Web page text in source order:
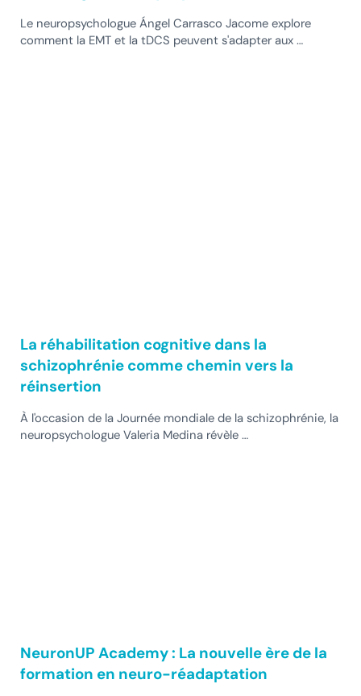
Le neuropsychologue Ángel Carrasco Jacome explore
comment la EMT et la tDCS peuvent s'adapter aux …
La réhabilitation cognitive dans la
schizophrénie comme chemin vers la
réinsertion
À l'occasion de la Journée mondiale de la schizophrénie, la
neuropsychologue Valeria Medina révèle …
NeuronUP Academy : La nouvelle ère de la
formation en neuro-réadaptation